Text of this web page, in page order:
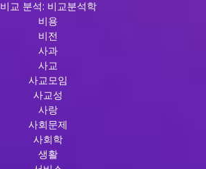
비교 분석: 비교분석학
비용
비전
사과
사교
사교모임
사교성
사랑
사회문제
사회학
생활